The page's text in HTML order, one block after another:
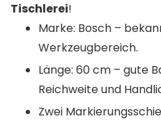
Tischlerei!
Marke: Bosch –
Werkzeugbereich.
Länge: 60 cm – gute
Reichweite und
Zwei